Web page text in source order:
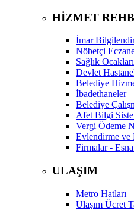
HİZMET
İmar
Nöbetçi
Sağlık Ocakları
Devlet
Belediye
İbadethaneler
Belediye
Afet Bilgi
Vergi Ödeme
Evlendirme ve
Firmalar -
ULAŞIM
Metro Hatları
Ulaşım Ücret